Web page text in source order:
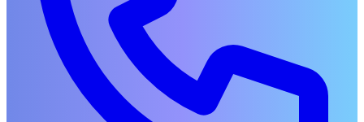
COMPANY
RECRUIT
CONTACT